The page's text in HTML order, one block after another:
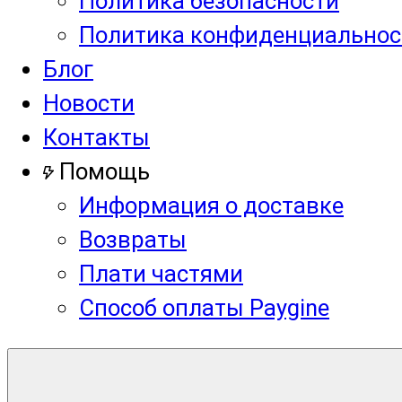
Политика
Блог
Новости
Контакты
Помощь
Информация о доставке
Возвраты
Плати частями
Способ оплаты Paygine